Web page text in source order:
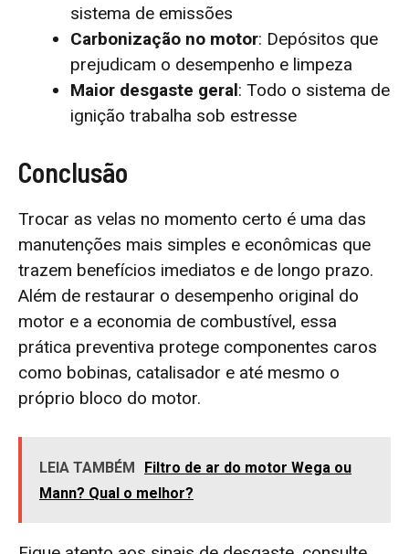
sistema de emissões
Carbonização no motor: Depósitos que
prejudicam o desempenho e limpeza
Maior desgaste geral: Todo o sistema de
ignição trabalha sob estresse
Conclusão
Trocar as velas no momento certo é uma das
manutenções mais simples e econômicas que
trazem benefícios imediatos e de longo prazo.
Além de restaurar o desempenho original do
motor e a economia de combustível, essa
prática preventiva protege componentes caros
como bobinas, catalisador e até mesmo o
próprio bloco do motor.
LEIA TAMBÉM
Filtro de ar do motor Wega ou
Mann? Qual o melhor?